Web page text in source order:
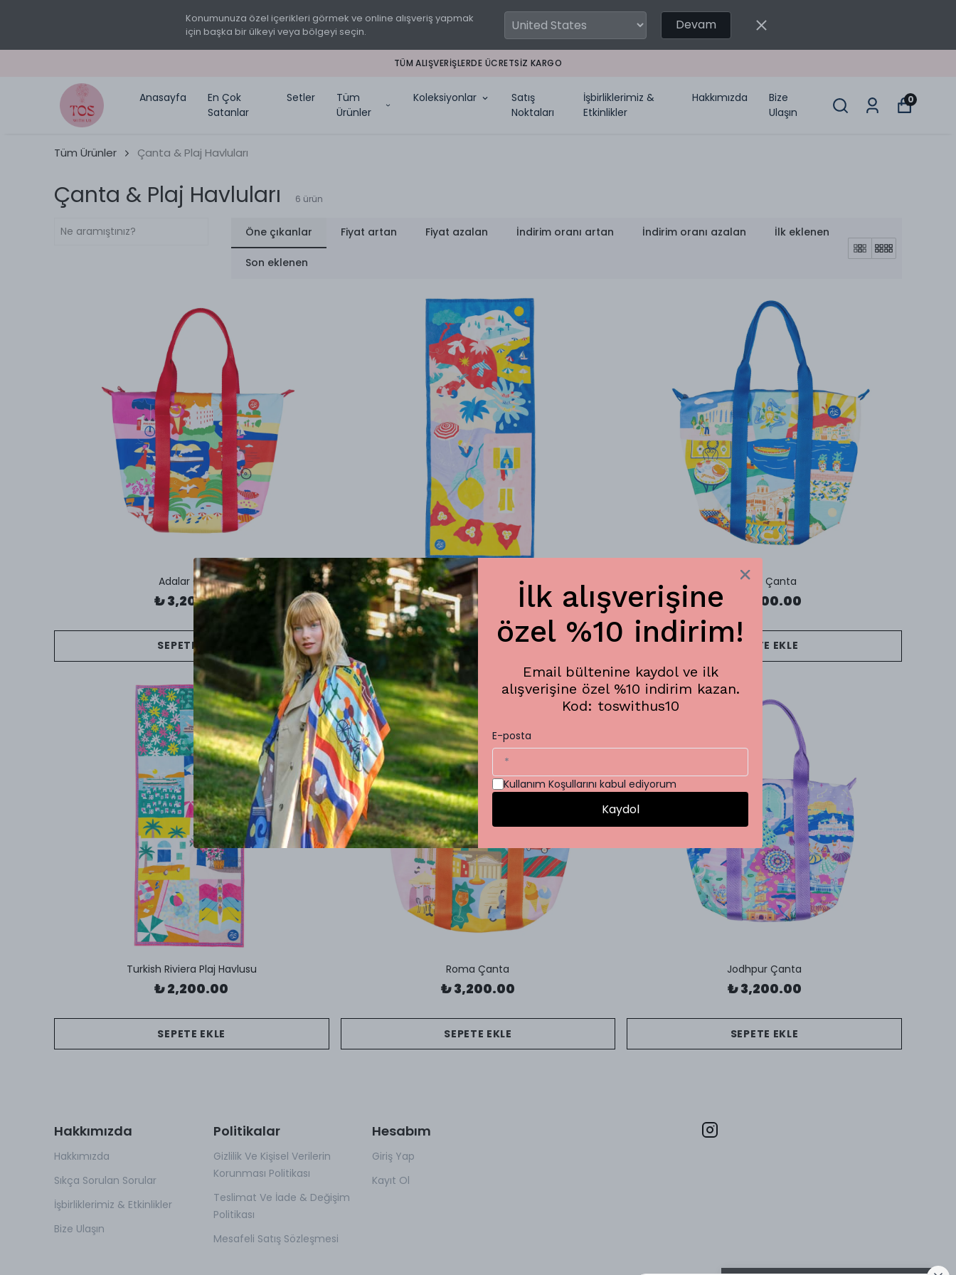
Konumunuza özel içerikleri görmek ve online alışveriş yapmak
için başka bir ülkeyi veya bölgeyi seçin.
Devam
İLK ALIŞVERIŞINE ÖZEL %10 INDIRIM. KOD: TOSWITHUS10
Anasayfa
En Çok
Satanlar
Setler
Tüm
Ürünler
Koleksiyonlar
Satış
Noktaları
İşbirliklerimiz &
Etkinlikler
Hakkımızda
Bize
Ulaşın
0
Tüm Ürünler Çanta & Plaj Havluları
Çanta & Plaj Havluları 6 ürün
Öne çıkanlar Fiyat artan Fiyat azalan İndirim oranı artan İndirim oranı azalan İlk eklenen
Son eklenen
Adalar Çanta
₺ 3,200.00
SEPETE EKLE
French Riviera Plaj Havlusu
₺ 2,200.00
SEPETE EKLE
Sicilya Çanta
₺ 3,200.00
SEPETE EKLE
Turkish Riviera Plaj Havlusu
₺ 2,200.00
SEPETE EKLE
Roma Çanta
₺ 3,200.00
SEPETE EKLE
Jodhpur Çanta
₺ 3,200.00
SEPETE EKLE
Hakkımızda
Hakkımızda
Sıkça Sorulan Sorular
İşbirliklerimiz & Etkinlikler
Bize Ulaşın
Politikalar
Gizlilik Ve Kişisel Verilerin
Korunması Politikası
Teslimat Ve İade & Değişim
Politikası
Mesafeli Satış Sözleşmesi
Hesabım
Giriş Yap
Kayıt Ol
İlk alışverişine
özel %10 indirim!
Email bültenine kaydol ve ilk
alışverişine özel %10 indirim kazan.
Kod: toswithus10
E-posta
Kullanım Koşullarını kabul ediyorum
Kaydol